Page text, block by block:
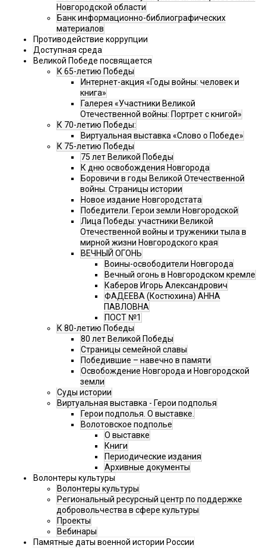
Новгородской области
Банк информационно-библиографических
материалов
Противодействие коррупции
Доступная среда
Великой Победе посвящается
К 65-летию Победы
Интернет-акция «Годы войны: человек и
книга»
Галерея «Участники Великой
Отечественной войны: Портрет с книгой»
К 70-летию Победы:
Виртуальная выставка «Слово о Победе»
К 75-летию Победы
75 лет Великой Победы
К дню освобождения Новгорода
Боровичи в годы Великой Отечественной
войны. Страницы истории
Новое издание Новгородстата
Победители. Герои земли Новгородской
Лица Победы: участники Великой
Отечественной войны и труженики тыла в
мирной жизни Новгородского края
ВЕЧНЫЙ ОГОНЬ
Воины-освободители Новгорода
Вечный огонь в Новгородском кремле
Каберов Игорь Александрович
ФАДЕЕВА (Костюхина) АННА
ПАВЛОВНА
ПОСТ №1
К 80-летию Победы
80 лет Великой Победы
Страницы семейной славы
Победившие – навечно в памяти
Освобождение Новгорода и Новгородской
земли
Суды истории
Виртуальная выставка - Герои подполья
Герои подполья. О выставке.
Волотовское подполье
О выставке
Книги
Периодические издания
Архивные документы
Волонтеры культуры
Волонтеры культуры
Региональный ресурсный центр по поддержке
добровольчества в сфере культуры
Проекты
Вебинары
Памятные даты военной истории России